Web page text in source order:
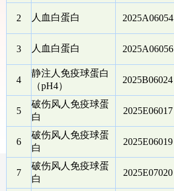
2 人血白蛋白 2025A06054
3 人血白蛋白 2025A06056
4
静注人免疫球蛋白
（pH4）
2025B06024
5
破伤风人免疫球蛋
白
2025E06017
6
破伤风人免疫球蛋
白
2025E06019
7
破伤风人免疫球蛋
白
2025E07020